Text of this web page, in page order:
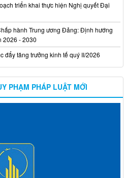
triển khai thực hiện Nghị quyết Đại
hành Trung ương Đảng: Định hướng
2026 - 2030
đẩy tăng trưởng kinh tế quý II/2026
PHẠM PHÁP LUẬT MỚI